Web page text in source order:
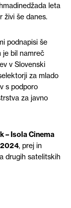
leta
živi še danes.
podnapisi še
je bil namreč
v Slovenski
za mlado
s podporo
za javno
– Isola Cinema
, prej in
drugih satelitskih